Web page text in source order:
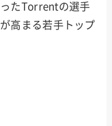
たTorrentの選手
高まる若手トップ